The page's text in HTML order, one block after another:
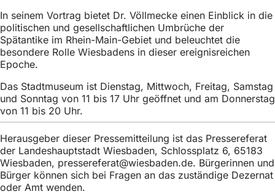
In seinem Vortrag bietet Dr. Völlmecke einen Einblick in die
politischen und gesellschaftlichen Umbrüche der
Spätantike im Rhein-Main-Gebiet und beleuchtet die
besondere Rolle Wiesbadens in dieser ereignisreichen
Epoche.
Das Stadtmuseum ist Dienstag, Mittwoch, Freitag, Samstag
und Sonntag von 11 bis 17 Uhr geöffnet und am Donnerstag
von 11 bis 20 Uhr.
Herausgeber dieser Pressemitteilung ist das Pressereferat
der Landeshauptstadt Wiesbaden, Schlossplatz 6, 65183
Wiesbaden, pressereferat wiesbaden de. Bürgerinnen und
Bürger können sich bei Fragen an das zuständige Dezernat
oder Amt wenden.